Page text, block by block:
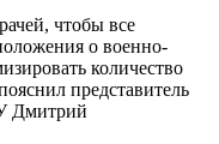
чтобы все
о военно-
количество
представитель
Дмитрий